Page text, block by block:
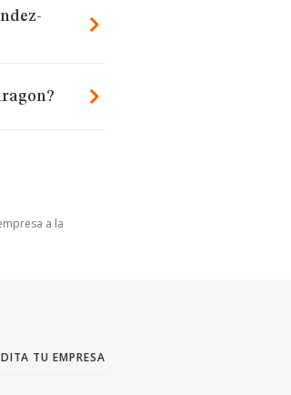
a la
TU EMPRESA